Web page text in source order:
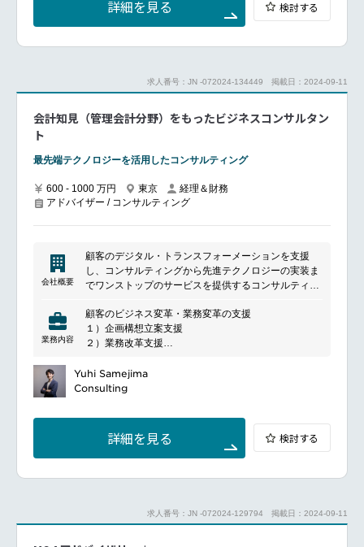
詳細を見る 検討する
求人番号：JN -072024-134449 掲載日：2024-09-11
会計知見（管理会計分野）をもったビジネスコンサルタン
ト
最先端テクノロジーを活用したコンサルティング
600 - 1000 万円 東京
経理＆財務
アドバイザー / コンサルティング
会社概要
顧客のデジタル・トランスフォーメーションを支援
し、コンサルティングから先進テクノロジーの実装ま
でワンストップのサービスを提供するコンサルティン
業務内容
顧客のビジネス変革・業務変革の支援
１）企画構想立案支援
２）業務改革支援
４）業務改革定着化支援等
Yuhi Samejima
Consulting
詳細を見る 検討する
求人番号：JN -072024-129794 掲載日：2024-09-11